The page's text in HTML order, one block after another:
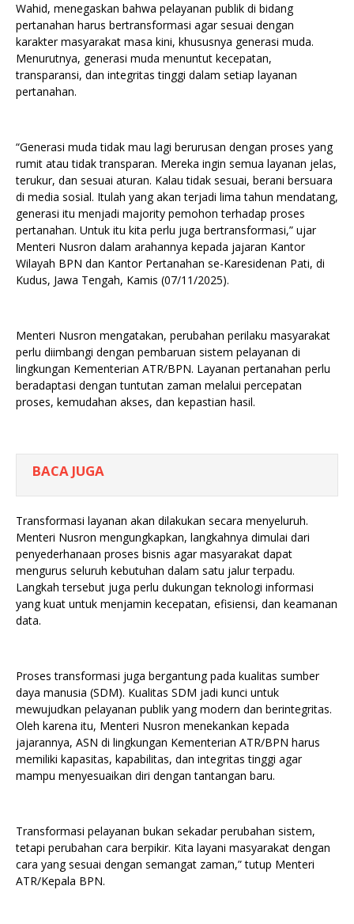
Wahid, menegaskan bahwa pelayanan publik di bidang
pertanahan harus bertransformasi agar sesuai dengan
karakter masyarakat masa kini, khususnya generasi muda.
Menurutnya, generasi muda menuntut kecepatan,
transparansi, dan integritas tinggi dalam setiap layanan
pertanahan.
“Generasi muda tidak mau lagi berurusan dengan proses yang
rumit atau tidak transparan. Mereka ingin semua layanan jelas,
terukur, dan sesuai aturan. Kalau tidak sesuai, berani bersuara
di media sosial. Itulah yang akan terjadi lima tahun mendatang,
generasi itu menjadi majority pemohon terhadap proses
pertanahan. Untuk itu kita perlu juga bertransformasi,” ujar
Menteri Nusron dalam arahannya kepada jajaran Kantor
Wilayah BPN dan Kantor Pertanahan se-Karesidenan Pati, di
Kudus, Jawa Tengah, Kamis (07/11/2025).
Menteri Nusron mengatakan, perubahan perilaku masyarakat
perlu diimbangi dengan pembaruan sistem pelayanan di
lingkungan Kementerian ATR/BPN. Layanan pertanahan perlu
beradaptasi dengan tuntutan zaman melalui percepatan
proses, kemudahan akses, dan kepastian hasil.
BACA JUGA
Transformasi layanan akan dilakukan secara menyeluruh.
Menteri Nusron mengungkapkan, langkahnya dimulai dari
penyederhanaan proses bisnis agar masyarakat dapat
mengurus seluruh kebutuhan dalam satu jalur terpadu.
Langkah tersebut juga perlu dukungan teknologi informasi
yang kuat untuk menjamin kecepatan, efisiensi, dan keamanan
data.
Proses transformasi juga bergantung pada kualitas sumber
daya manusia (SDM). Kualitas SDM jadi kunci untuk
mewujudkan pelayanan publik yang modern dan berintegritas.
Oleh karena itu, Menteri Nusron menekankan kepada
jajarannya, ASN di lingkungan Kementerian ATR/BPN harus
memiliki kapasitas, kapabilitas, dan integritas tinggi agar
mampu menyesuaikan diri dengan tantangan baru.
Transformasi pelayanan bukan sekadar perubahan sistem,
tetapi perubahan cara berpikir. Kita layani masyarakat dengan
cara yang sesuai dengan semangat zaman,” tutup Menteri
ATR/Kepala BPN.